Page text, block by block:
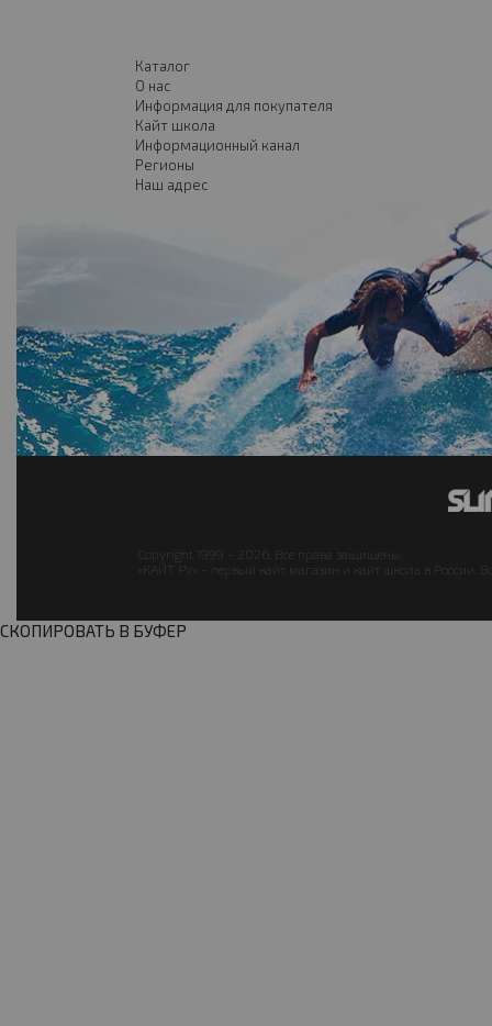
Каталог
О нас
Информация для покупателя
Кайт школа
Информационный канал
Регионы
Наш адрес
Copyright 1999 - 2026. Все права защищены.
«КАЙТ РУ» - первый кайт магазин и кайт школа в России.
СКОПИРОВАТЬ В БУФЕР